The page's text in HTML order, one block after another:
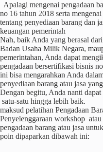
Apalagi mengenai pengadaan
no 16 tahun 2018 serta
tentang penyediaan barang dan
keuangan pemerintah
Nah, baik Anda yang berasal
Badan Usaha Milik Negara,
pemerintahan, Anda dapat
pengadaan bersertifikasi bisnis
ini bisa mengarahkan Anda
penyediaan barang atau jasa
Dengan begitu, Anda nanti
satu-satu hingga lebih baik.
maksud pelatihan Pengadaan
Penyelenggaraan workshop
pengadaan barang atau jasa
poin dipaparkan dibawah ini: